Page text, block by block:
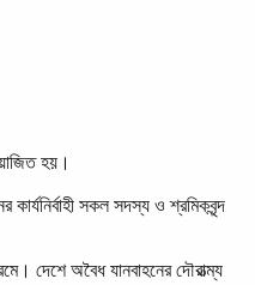
হয়।
সকল সদস্য ও শ্রমিকবৃন্দ
দেশে অবৈধ যানবাহনের দৌরাত্ম্য